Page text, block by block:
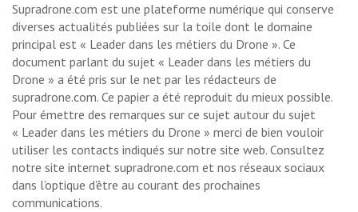
Supradrone.com est une plateforme numérique qui conserve
diverses actualités publiées sur la toile dont le domaine
principal est « Leader dans les métiers du Drone ». Ce
document parlant du sujet « Leader dans les métiers du
Drone » a été pris sur le net par les rédacteurs de
supradrone.com. Ce papier a été reproduit du mieux possible.
Pour émettre des remarques sur ce sujet autour du sujet
« Leader dans les métiers du Drone » merci de bien vouloir
utiliser les contacts indiqués sur notre site web. Consultez
notre site internet supradrone.com et nos réseaux sociaux
dans l’optique d’être au courant des prochaines
communications.